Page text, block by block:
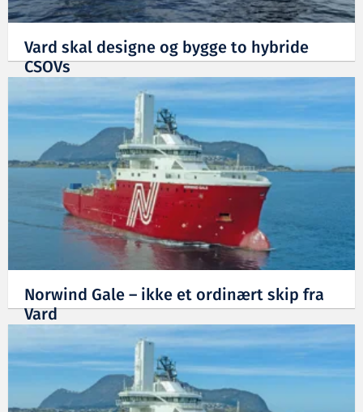
Vard skal designe og bygge to hybride
CSOVs
Norwind Gale – ikke et ordinært skip fra
Vard